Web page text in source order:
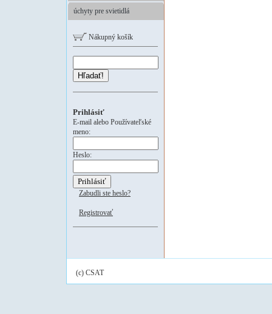
úchyty pre svietidlá
Nákupný košík
Hľadať!
Prihlásiť
E-mail alebo Používateľské
meno:
Heslo:
Zabudli ste heslo?
Registrovať
(c) CSAT